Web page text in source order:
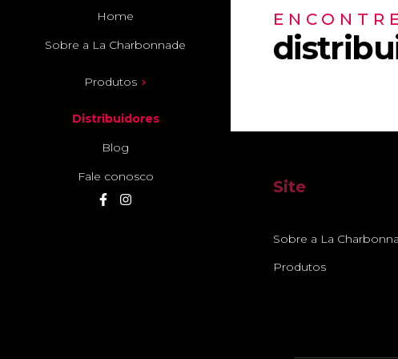
Home
Sobre a La Charbonnade
Produtos
Distribuidores
Blog
Fale conosco
Site
Sobre a La
Produtos